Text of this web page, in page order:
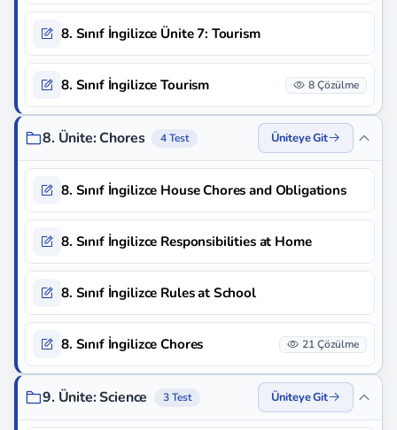
8. Sınıf İngilizce Ünite 7: Tourism
8. Sınıf İngilizce Tourism 8 Çözülme
8. Ünite: Chores 4 Test Üniteye Git
8. Sınıf İngilizce House Chores and Obligations
8. Sınıf İngilizce Responsibilities at Home
8. Sınıf İngilizce Rules at School
8. Sınıf İngilizce Chores 21 Çözülme
9. Ünite: Science 3 Test Üniteye Git